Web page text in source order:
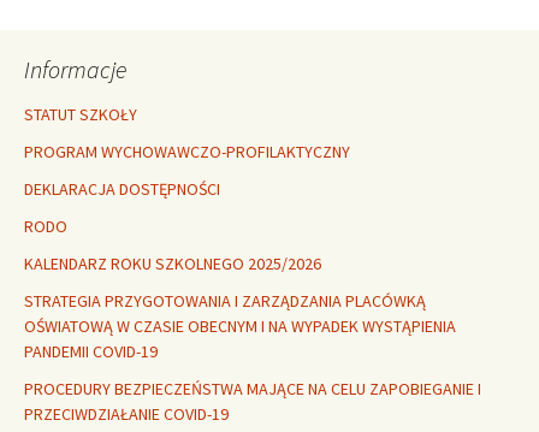
Informacje
STATUT SZKOŁY
PROGRAM WYCHOWAWCZO-PROFILAKTYCZNY
DEKLARACJA DOSTĘPNOŚCI
RODO
KALENDARZ ROKU SZKOLNEGO 2025/2026
STRATEGIA PRZYGOTOWANIA I ZARZĄDZANIA PLACÓWKĄ
OŚWIATOWĄ W CZASIE OBECNYM I NA WYPADEK WYSTĄPIENIA
PANDEMII COVID-19
PROCEDURY BEZPIECZEŃSTWA MAJĄCE NA CELU ZAPOBIEGANIE I
PRZECIWDZIAŁANIE COVID-19